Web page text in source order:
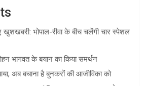
खुशखबरी: भोपाल-रीवा के बीच चलेंगी चार स्पेशल
भागवत के बयान का किया समर्थन
अब बचाना है बुनकरों की आजीविका को